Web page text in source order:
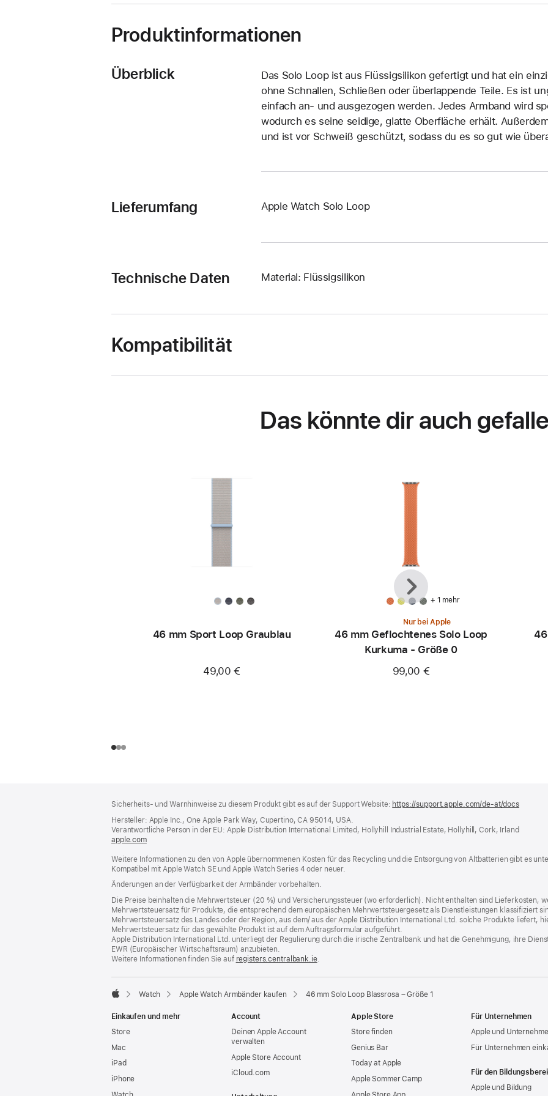
Produktinformationen
Überblick
Das Solo Loop ist aus Flüssigsilikon gefertigt und hat ein
ohne Schnallen, Schließen oder überlappende Teile. Es ist
einfach an‑ und ausgezogen werden. Jedes Armband wird
wodurch es seine seidige, glatte Oberfläche erhält.
und ist vor Schweiß geschützt, sodass du es so gut wie
Lieferumfang Apple Watch Solo Loop
Technische Daten Material: Flüssigsilikon
Kompatibilität
Das könnte dir auch
46 mm Sport Loop Graublau
49,00 €
+ 1 mehr
Nur bei Apple
46 mm Geflochtenes Solo Loop
Kurkuma - Größe 0
99,00 €
Zurück
Weiter
Sicherheits- und Warnhinweise zu diesem Produkt gibt es auf der Support Website: https://support.apple.com/de-at/docs(öffnet
Fenster)
Hersteller: Apple Inc., One Apple Park Way, Cupertino, CA 95014, USA.
Verantwortliche Person in der EU: Apple Distribution International Limited, Hollyhill Industrial Estate, Hollyhill, Cork, Irland
apple.com(öffnet
neues
Fenster)
Weitere Informationen zu den von Apple übernommenen Kosten für das Recycling und die Entsorgung von Altbatterien gibt es
Kompatibel mit Apple Watch SE und Apple Watch Series 4 oder neuer.
Änderungen an der Verfügbarkeit der Armbänder vorbehalten.
Die Preise beinhalten die Mehrwertsteuer (20 %) und Versicherungssteuer (wo erforderlich). Nicht enthalten sind Lieferkosten,
Mehrwertsteuersatz für Produkte, die entsprechend dem europäischen Mehrwertsteuergesetz als Dienstleistungen klassifiziert
Mehrwertsteuersatz des Landes oder der Region, aus dem/ aus der Apple Distribution International Ltd. solche Produkte liefert,
Mehrwertsteuersatz für das gewählte Produkt ist auf dem Auftragsformular aufgeführt.
Apple Distribution International Ltd. unterliegt der Regulierung durch die irische Zentralbank und hat die Genehmigung, ihre
EWR (Europäischer Wirtschaftsraum) anzubieten.
Weitere Informationen finden Sie auf registers.centralbank.ie(Öffnet
neues
.
Watch Apple Watch Armbänder kaufen 46 mm Solo Loop Blassrosa – Größe 1
Einkaufen und mehr
Store
Mac
iPad
iPhone
Account
Deinen Apple Account
verwalten
Apple Store Account
iCloud.com
Apple Store
Store finden
Genius Bar
Today at Apple
Apple Sommer Camp
Für Unternehmen
Apple und
Für Unternehmen
Für den
Apple und Bildung